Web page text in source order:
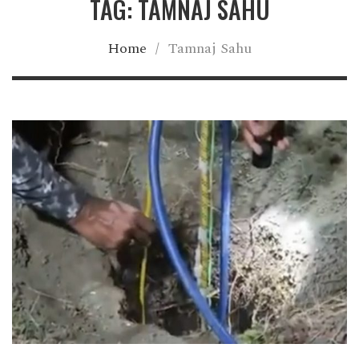
TAG: TAMNAJ SAHU
Home / Tamnaj Sahu